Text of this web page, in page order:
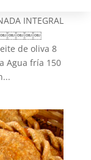
te quedes
INTEGRAL
de oliva 8
Agua fría 150